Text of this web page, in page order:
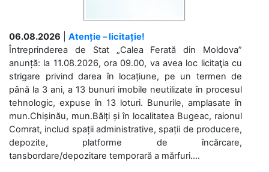
06.08.2026
Atenție – licitație!
Întreprinderea de Stat „Calea Ferată din Moldova”
anunță: la 11.08.2026, ora 09.00, va avea loc licitaţia cu
strigare privind darea în locațiune, pe un termen de
până la 3 ani, a 13 bunuri imobile neutilizate în procesul
tehnologic, expuse în 13 loturi. Bunurile, amplasate în
mun.Chișinău, mun.Bălți și în localitatea Bugeac, raionul
Comrat, includ spații administrative, spații de producere,
depozite, platforme de încărcare,
tansbordare/depozitare temporară a mărfuri....